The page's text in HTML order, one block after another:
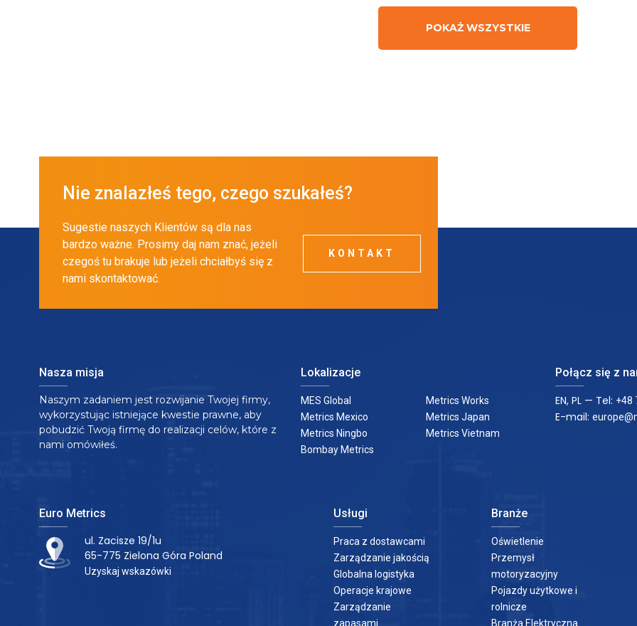
POKAŻ WSZYSTKIE
Nie znalazłeś tego, czego szukałeś?
Sugestie naszych Klientów są dla nas
bardzo ważne. Prosimy daj nam znać, jeżeli
czegoś tu brakuje lub jeżeli chciałbyś się z
nami skontaktować.
KONTAKT
Nasza misja
Naszym zadaniem jest rozwijanie Twojej firmy,
wykorzystując istniejące kwestie prawne, aby
pobudzić Twoją firmę do realizacji celów, które z
nami omówiłeś.
Lokalizacje
MES Global
Metrics Mexico
Metrics Ningbo
Bombay Metrics
Metrics Works
Metrics Japan
Metrics Vietnam
Połącz się z
EN, PL — Tel: +48
E-mail:
Euro Metrics
ul. Zacisze 19/1u
65-775 Zielona Góra Poland
Uzyskaj wskazówki
Usługi
Praca z dostawcami
Zarządzanie jakością
Globalna logistyka
Operacje krajowe
Zarządzanie
zapasami
Branże
Oświetlenie
Przemysł
motoryzacyjny
Pojazdy użytkowe i
rolnicze
Branża Elektryczna